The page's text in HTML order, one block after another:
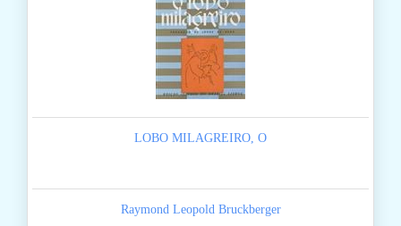
LOBO MILAGREIRO, O
Raymond Leopold Bruckberger